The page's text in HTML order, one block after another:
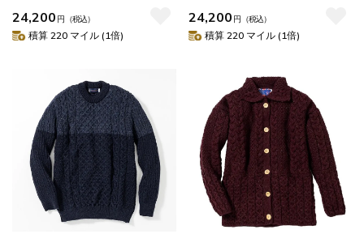
24,200 円 （税込）
積算 220 マイル (1倍)
24,200 円 （税込）
積算 220 マイル (1倍)